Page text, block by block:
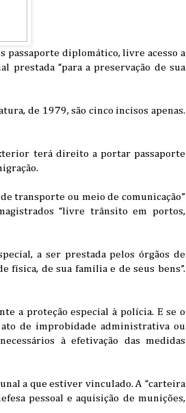
passaporte diplomático, livre acesso a
prestada “para a preservação de sua
de 1979, são cinco incisos apenas.
terá direito a portar passaporte
transporte ou meio de comunicação”
“livre trânsito em portos,
a ser prestada pelos órgãos de
física, de sua família e de seus bens”.
a proteção especial à polícia. E se o
de improbidade administrativa ou
à efetivação das medidas
a que estiver vinculado. A “carteira
pessoal e aquisição de munições,